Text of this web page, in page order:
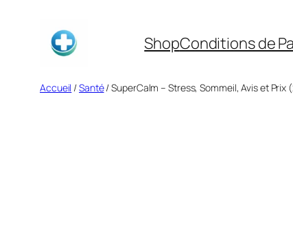
contenu
ShopConditions de
Accueil /Santé/ SuperCalm – Stress, Sommeil, Avis et Prix